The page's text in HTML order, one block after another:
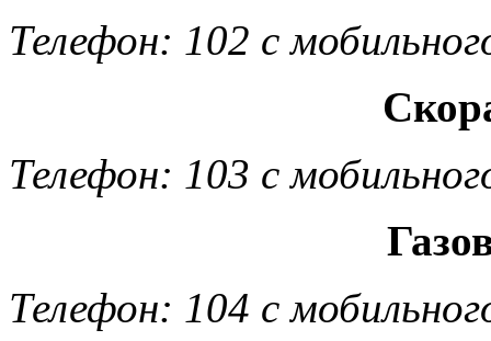
Телефон: 102 с
Телефон: 103 с
Телефон: 104 с